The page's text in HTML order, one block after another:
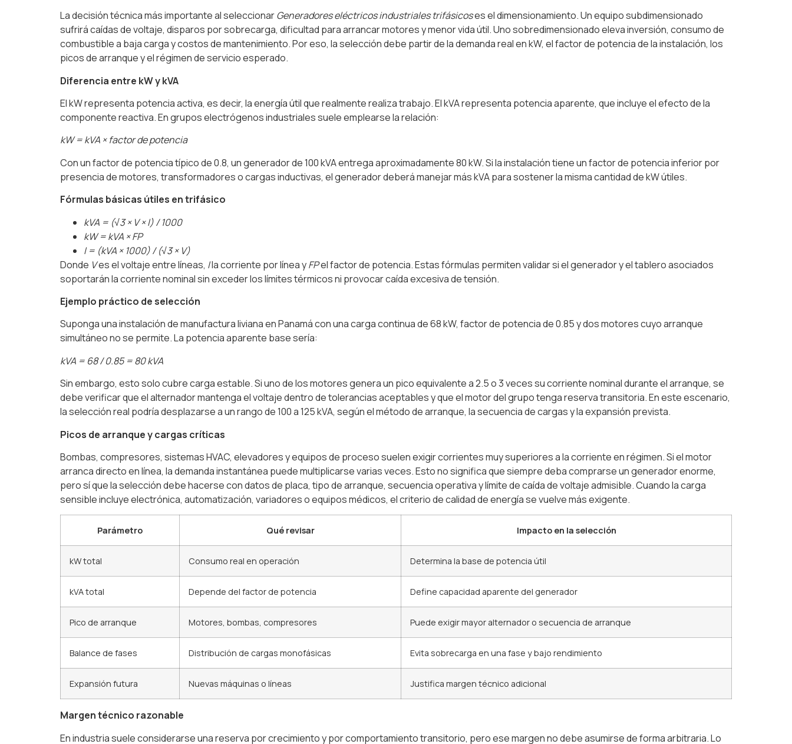
La decisión técnica más importante al seleccionarGeneradores eléctricos industriales trifásicoses el dimensionamiento. Un equipo subdimensionado
sufrirá caídas de voltaje, disparos por sobrecarga, dificultad para arrancar motores y menor vida útil. Uno sobredimensionado eleva inversión, consumo de
combustible a baja carga y costos de mantenimiento. Por eso, la selección debe partir de la demanda real en kW, el factor de potencia de la instalación, los
picos de arranque y el régimen de servicio esperado.
Diferencia entre kW y kVA
El kW representa potencia activa, es decir, la energía útil que realmente realiza trabajo. El kVA representa potencia aparente, que incluye el efecto de la
componente reactiva. En grupos electrógenos industriales suele emplearse la relación:
kW = kVA × factor de potencia
Con un factor de potencia típico de 0.8, un generador de 100 kVA entrega aproximadamente 80 kW. Si la instalación tiene un factor de potencia inferior por
presencia de motores, transformadores o cargas inductivas, el generador deberá manejar más kVA para sostener la misma cantidad de kW útiles.
Fórmulas básicas útiles en trifásico
kVA = (√3 × V × I) / 1000
kW = kVA × FP
I = (kVA × 1000) / (√3 × V)
Donde Ves el voltaje entre líneas, Ila corriente por línea yFPel factor de potencia. Estas fórmulas permiten validar si el generador y el tablero asociados
soportarán la corriente nominal sin exceder los límites térmicos ni provocar caída excesiva de tensión.
Ejemplo práctico de selección
Suponga una instalación de manufactura liviana en Panamá con una carga continua de 68 kW, factor de potencia de 0.85 y dos motores cuyo arranque
simultáneo no se permite. La potencia aparente base sería:
kVA = 68 / 0.85 = 80 kVA
Sin embargo, esto solo cubre carga estable. Si uno de los motores genera un pico equivalente a 2.5 o 3 veces su corriente nominal durante el arranque, se
debe verificar que el alternador mantenga el voltaje dentro de tolerancias aceptables y que el motor del grupo tenga reserva transitoria. En este escenario,
la selección real podría desplazarse a un rango de 100 a 125 kVA, según el método de arranque, la secuencia de cargas y la expansión prevista.
Picos de arranque y cargas críticas
Bombas, compresores, sistemas HVAC, elevadores y equipos de proceso suelen exigir corrientes muy superiores a la corriente en régimen. Si el motor
arranca directo en línea, la demanda instantánea puede multiplicarse varias veces. Esto no significa que siempre deba comprarse un generador enorme,
pero sí que la selección debe hacerse con datos de placa, tipo de arranque, secuencia operativa y límite de caída de voltaje admisible. Cuando la carga
sensible incluye electrónica, automatización, variadores o equipos médicos, el criterio de calidad de energía se vuelve más exigente.
Parámetro Qué revisar Impacto en la selección
kW total Consumo real en operación Determina la base de potencia útil
kVA total Depende del factor de potencia Define capacidad aparente del generador
Pico de arranque Motores, bombas, compresores Puede exigir mayor alternador o secuencia de arranque
Balance de fases Distribución de cargas monofásicas Evita sobrecarga en una fase y bajo rendimiento
Expansión futura Nuevas máquinas o líneas Justifica margen técnico adicional
Margen técnico razonable
En industria suele considerarse una reserva por crecimiento y por comportamiento transitorio, pero ese margen no debe asumirse de forma arbitraria. Lo